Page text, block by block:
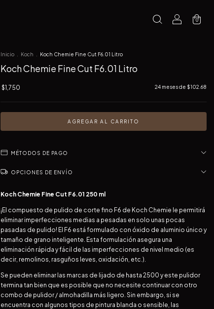
0
Inicio Koch Koch Chemie Fine Cut F6.01 Litro
Koch Chemie Fine Cut F6.01 Litro
$1,750 24 meses de $102.68
MÉTODOS DE PAGO
OPCIONES DE ENVÍO
Koch Chemie Fine Cut F6.01 250 ml
¡El compuesto de pulido de corte fino F6 de Koch Chemie le permitirá
eliminar imperfecciones medias a pesadas en solo unas pocas
pasadas de pulido! El F6 está formulado con óxido de aluminio único y
tamaño de grano inteligente. Esta formulación asegura una
eliminación rápida y fácil de las imperfecciones de nivel medio (es
decir, remolinos, rasguños leves, oxidación, etc.).
Se pueden eliminar las marcas de lijado de hasta 2500 y este pulidor
termina tan bien que es posible que no necesite continuar con otro
combo de pulidor / almohadilla más ligero. Sin embargo, si se
encuentra con algunos tipos de pintura blanda o sensible, las